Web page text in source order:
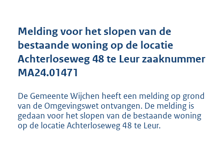
r
o
t
8
1
6
Melding voor het slopen van de
bestaande woning op de locatie
Achterloseweg 48 te Leur zaaknummer
MA24.01471
De Gemeente Wijchen heeft een melding op grond
van de Omgevingswet ontvangen. De melding is
gedaan voor het slopen van de bestaande woning
op de locatie Achterloseweg 48 te Leur.